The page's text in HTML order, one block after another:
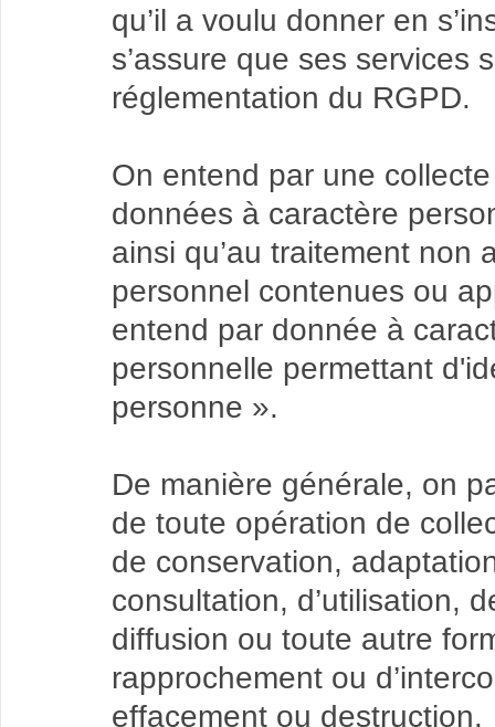
qu’il a voulu donner en
s’assure que ses services
réglementation du RGPD.
On entend par une
données à caractère
ainsi qu’au traitement non
personnel contenues ou
entend par donnée à
personnelle permettant
personne ».
De manière générale, on
de toute opération de
de conservation,
consultation, d’utilisation,
diffusion ou toute autre
rapprochement ou
effacement ou destruction.